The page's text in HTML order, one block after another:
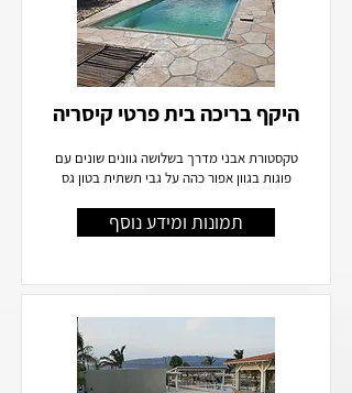
היקף בריכה בית פרטי קיסריה
טקסטורת אבני מדרך בשלושה גוונים שונים עם
פוגות בגוון אפור כהה על גבי תשתית בטון גס
תמונות ומידע נוסף